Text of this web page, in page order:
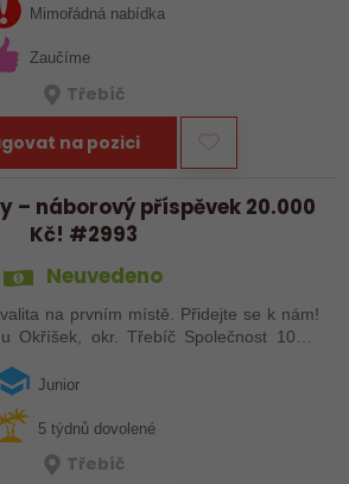
Mimořádná nabídka
Zaučíme
Třebíč
na pozici
– náborový příspěvek 20.000
Kč! #2993
Neuvedeno
na prvním místě. Přidejte se k nám!
okr. Třebíč Společnost 100%
Junior
5 týdnů dovolené
Třebíč